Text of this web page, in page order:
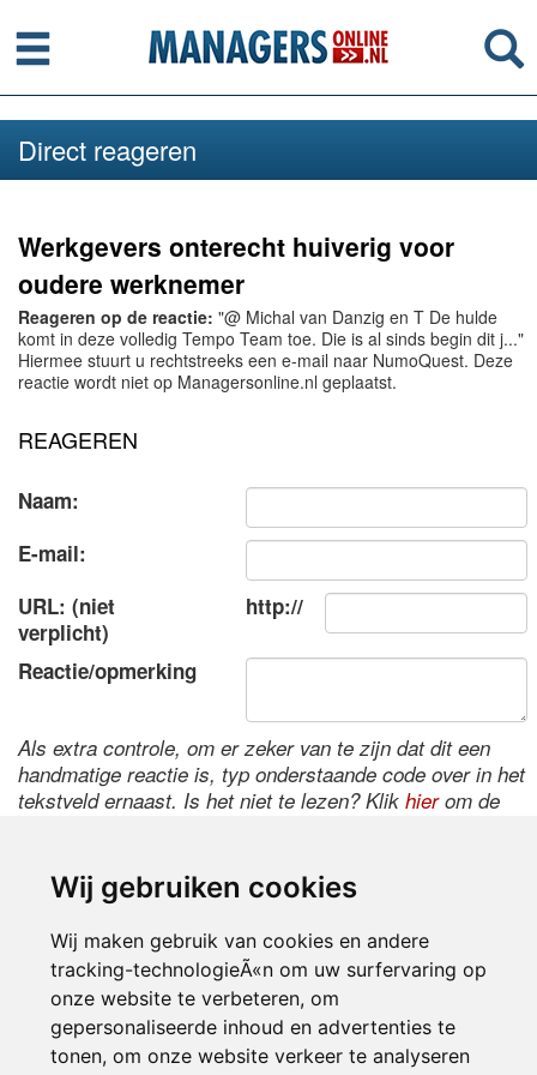
Wij gebruiken cookies
Wij maken gebruik van cookies en andere
tracking-technologieÃ«n om uw surfervaring op
onze website te verbeteren, om
gepersonaliseerde inhoud en advertenties te
tonen, om onze website verkeer te analyseren
Menu
Direct reageren
Werkgevers onterecht huiverig voor
oudere werknemer
Reageren op de reactie: "@ Michal van Danzig en T De hulde
komt in deze volledig Tempo Team toe. Die is al sinds begin dit j..."
Hiermee stuurt u rechtstreeks een e-mail naar NumoQuest. Deze
reactie wordt niet op Managersonline.nl geplaatst.
REAGEREN
Naam:
E-mail:
URL: (niet
verplicht)
http://
Reactie/opmerking
Als extra controle, om er zeker van te zijn dat dit een
handmatige reactie is, typ onderstaande code over in het
tekstveld ernaast. Is het niet te lezen? Klik hierom de